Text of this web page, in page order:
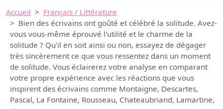
Accueil
Français / Littérature
Bien des écrivains ont goûté et célébré la solitude. Avez-
vous vous-même éprouvé l'utilité et le charme de la
solitude ? Qu'il en soit ainsi ou non, essayez de dégager
très sincèrement ce que vous ressentez dans un moment
de solitude. Vous éclairerez votre analyse en comparant
votre propre expérience avec les réactions que vous
inspirent des écrivains comme Montaigne, Descartes,
Pascal, La Fontaine, Rousseau, Chateaubriand, Lamartine,